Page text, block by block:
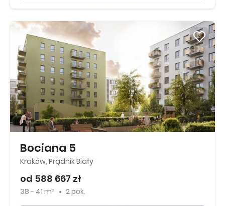
Bociana 5
Kraków, Prądnik Biały
od 588 667 zł
38 - 41 m² 2 pok.